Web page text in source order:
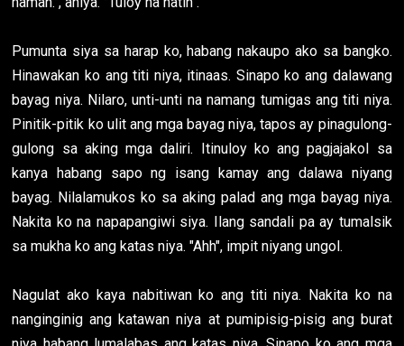
Pumunta siya sa harap ko, habang nakaupo ako sa bangko.
Hinawakan ko ang titi niya, itinaas. Sinapo ko ang dalawang
bayag niya. Nilaro, unti-unti na namang tumigas ang titi niya.
Pinitik-pitik ko ulit ang mga bayag niya, tapos ay pinagulong-
gulong sa aking mga daliri. Itinuloy ko ang pagjajakol sa
kanya habang sapo ng isang kamay ang dalawa niyang
bayag. Nilalamukos ko sa aking palad ang mga bayag niya.
Nakita ko na napapangiwi siya. Ilang sandali pa ay tumalsik
sa mukha ko ang katas niya. "Ahh", impit niyang ungol.
Nagulat ako kaya nabitiwan ko ang titi niya. Nakita ko na
nanginginig ang katawan niya at pumipisig-pisig ang burat